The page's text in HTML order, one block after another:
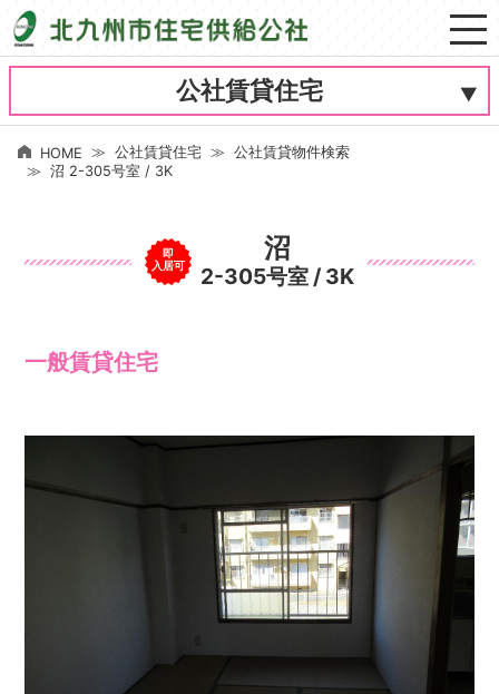
公社賃貸住宅
HOME 公社賃貸住宅
公社賃貸物件検索
沼 2-305号室 / 3K
即
入居可
沼
2-305号室 / 3K
一般賃貸住宅